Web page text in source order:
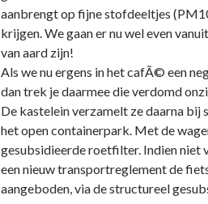
aanbrengt op fijne stofdeeltjes
krijgen. We gaan er nu wel even
van aard zijn!
Als we nu ergens in het cafÃ© een
dan trek je daarmee die verdomd
De kastelein verzamelt ze daarna bij
het open containerpark. Met de
gesubsidieerde roetfilter. Indien niet
een nieuw transportreglement de
aangeboden, via de structureel